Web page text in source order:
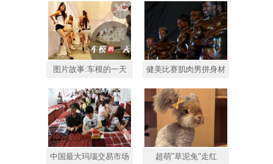
图片故事:车模的一天 健美比赛肌肉男拼身材
中国最大玛瑙交易市场 超萌"草泥兔"走红